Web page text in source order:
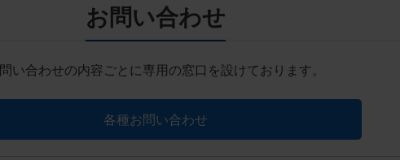
お問い合わせ
い合わせの内容ごとに専用の窓口を設けております。
各種お問い合わせ